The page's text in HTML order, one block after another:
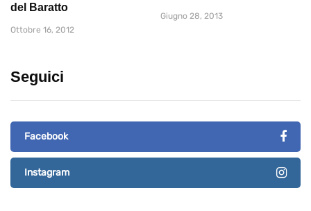
del Baratto
Ottobre 16, 2012
Giugno 28, 2013
Seguici
Facebook
Instagram